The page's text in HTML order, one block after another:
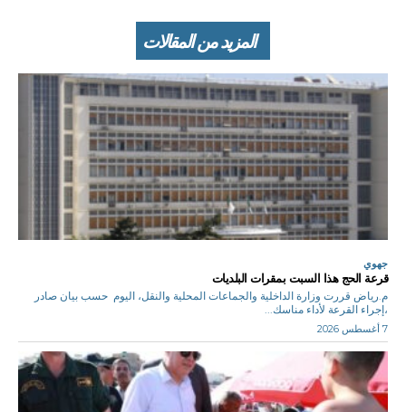
المزيد من المقالات
جهوي
قرعة الحج هذا السبت بمقرات البلديات
م.رياض قررت وزارة الداخلية والجماعات المحلية والنقل، اليوم حسب بيان صادر
،إجراء القرعة لأداء مناسك...
7 أغسطس 2026